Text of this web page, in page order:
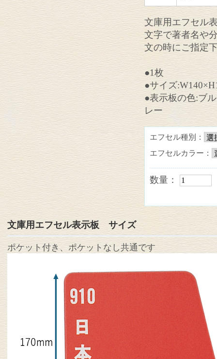
文庫用エフセル
文字で著者名や
文の時にご指定
●1枚
●サイズ
●表示板の色:ブ
レー
エフセル種別：
エフセルカラー：
数量：
文庫用エフセル表示板 サイズ
ポケット付き、ポケットなし共通です